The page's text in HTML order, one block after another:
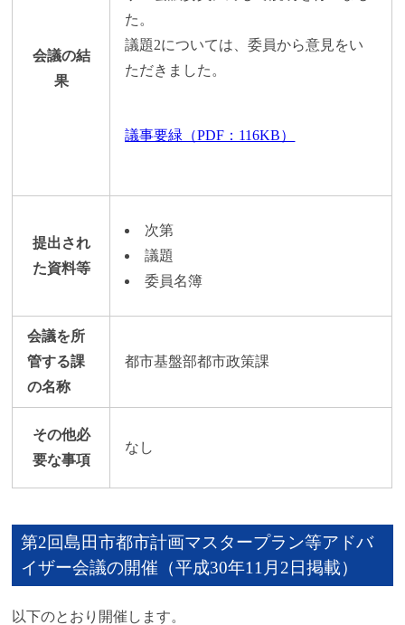
会議の結
果
た。
議題2については、委員から意見をい
ただきました。
議事要緑（PDF：116KB）
提出され
た資料等
次第
議題
委員名簿
会議を所
管する課
の名称
都市基盤部都市政策課
その他必
要な事項
なし
第2回島田市都市計画マスタープラン等アドバ
イザー会議の開催（平成30年11月2日掲載）
以下のとおり開催します。